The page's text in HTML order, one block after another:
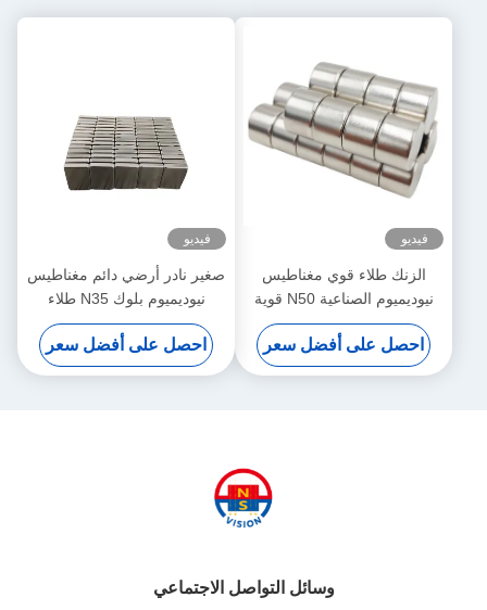
فيديو
الزنك طلاء قوي مغناطيس
نيوديميوم الصناعية N50 قوية
20 * 20mm
احصل على أفضل سعر
فيديو
صغير نادر أرضي دائم مغناطيس
نيوديميوم بلوك N35 طلاء
بالزنك متعدد الأغراض
احصل على أفضل سعر
وسائل التواصل الاجتماعي